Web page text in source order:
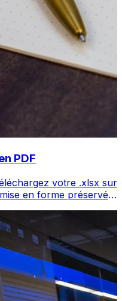
PDF
votre .xlsx sur
en forme préservés,